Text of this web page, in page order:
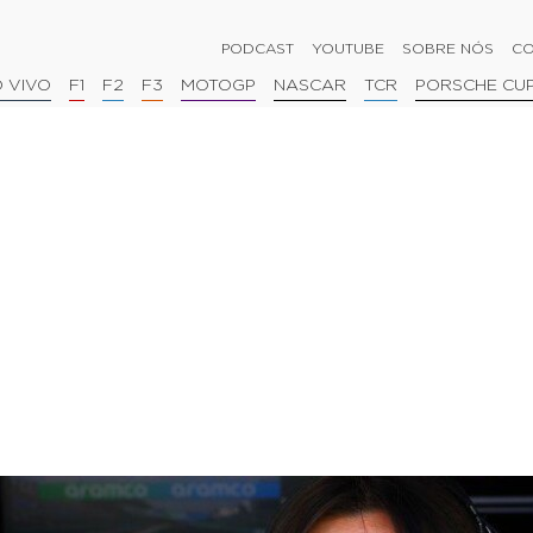
PODCAST YOUTUBE SOBRE NÓS
VIVO F1 F2 F3 MOTOGP NASCAR TCR PORSCHE